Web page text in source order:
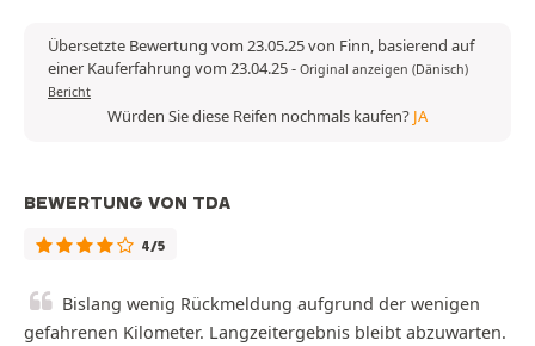
Übersetzte Bewertung vom 23.05.25 von Finn, basierend auf
einer Kauferfahrung vom 23.04.25- Original anzeigen (Dänisch)
Bericht
Würden Sie diese Reifen nochmals kaufen? JA
BEWERTUNG VON TDA
4/5
Bislang wenig Rückmeldung aufgrund der wenigen
gefahrenen Kilometer. Langzeitergebnis bleibt abzuwarten.